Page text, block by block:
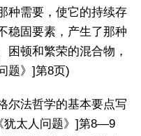
种需要，使它的持续存
稳固要素，产生了那种
困顿和繁荣的混合物，
题》]第8页)
尔法哲学的基本要点写
犹太人问题》]第8—9